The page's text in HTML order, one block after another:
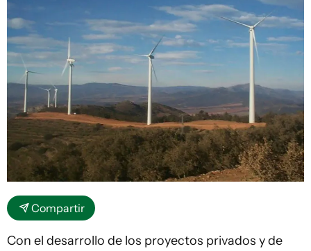
Compartir
Con el desarrollo de los proyectos privados y de